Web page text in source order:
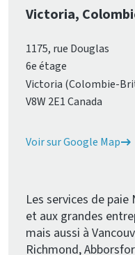
Victoria,
1175, rue Douglas
6e étage
Victoria (Colombie-
V8W 2E1 Canada
Voir sur Google Map
Les services de
et aux grandes
mais aussi à
Richmond,